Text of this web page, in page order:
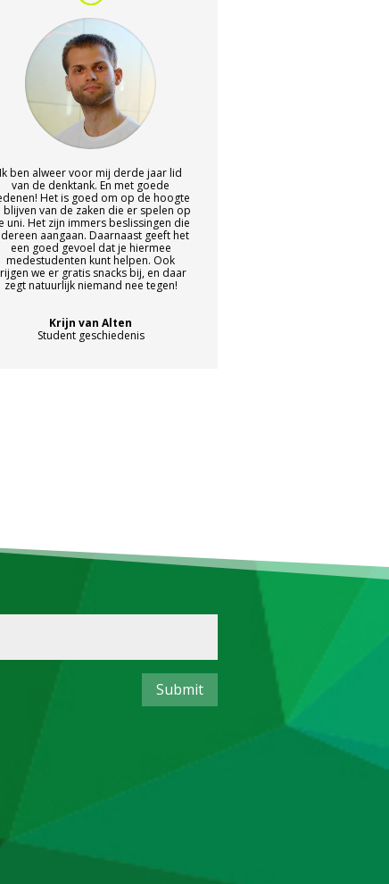
Ik ben alweer voor mij derde jaar lid
van de denktank. En met goede
Het is goed om op de hoogte
blijven van de zaken die er spelen op
uni. Het zijn immers beslissingen die
aangaan. Daarnaast geeft het
een goed gevoel dat je hiermee
medestudenten kunt helpen. Ook
we er gratis snacks bij, en daar
zegt natuurlijk niemand nee tegen!
Krijn van Alten
Student geschiedenis
Submit